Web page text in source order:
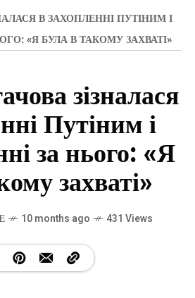
В ЗАХОПЛЕННІ ПУТІНИМ І
«Я БУЛА В ТАКОМУ ЗАХВАТІ»
зізналася
Путіним і
за нього: «Я
захваті»
10 months ago 431 Views